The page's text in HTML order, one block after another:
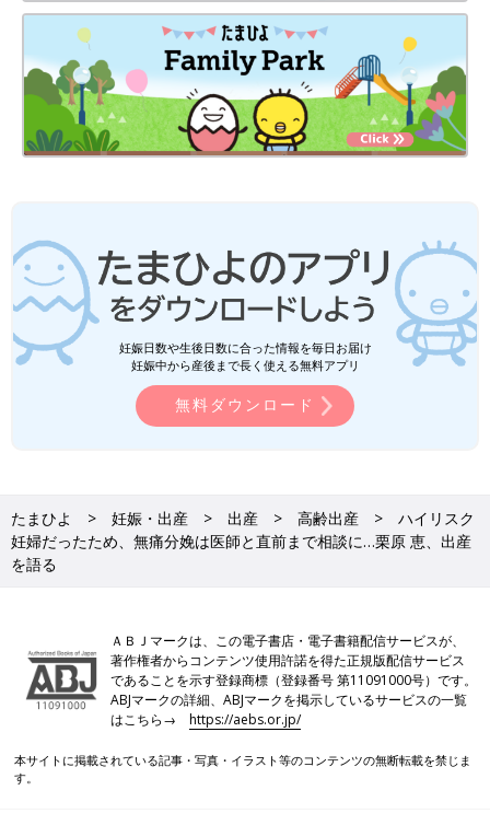
妊娠日数や生後日数に合った情報を毎日お届け
妊娠中から産後まで長く使える無料アプリ
無料ダウンロード
たまひよ 妊娠・出産 出産 高齢出産
ハイリスク
妊婦だったため、無痛分娩は医師と直前まで相談に…栗原 恵、出産
を語る
ＡＢＪマークは、この電子書店・電子書籍配信サービスが、
著作権者からコンテンツ使用許諾を得た正規版配信サービス
であることを示す登録商標（登録番号 第11091000号）です。
ABJマークの詳細、ABJマークを掲示しているサービスの一覧
はこちら→https://aebs.or.jp/
本サイトに掲載されている記事・写真・イラスト等のコンテンツの無断転載を禁じま
す。